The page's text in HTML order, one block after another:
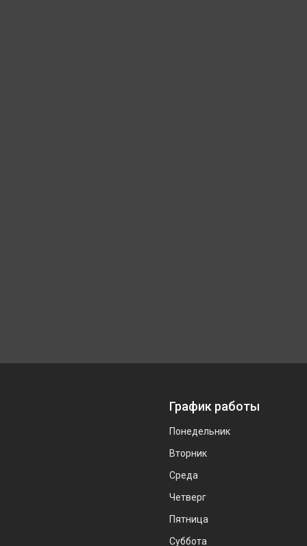
График работы
Понедельник
Вторник
Среда
Четверг
Пятница
Суббота